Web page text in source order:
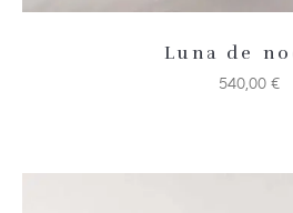
Luna de
540,00 €